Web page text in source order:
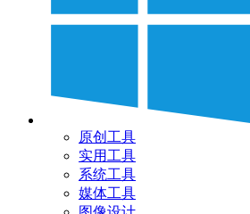
原创工具
实用工具
系统工具
媒体工具